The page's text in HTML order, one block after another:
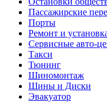
Пассажирские
Порты
Ремонт и
Сервисные авто-
Такси
Тюнинг
Шиномонтаж
Шины и Диски
Эвакуатор